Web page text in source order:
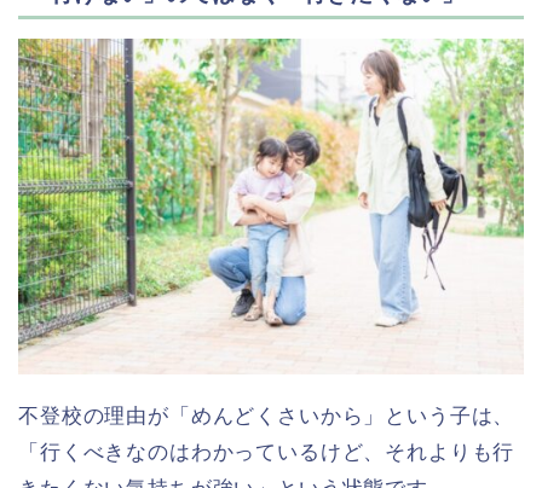
不登校の理由が「めんどくさいから」という子は、
「行くべきなのはわかっているけど、それよりも行